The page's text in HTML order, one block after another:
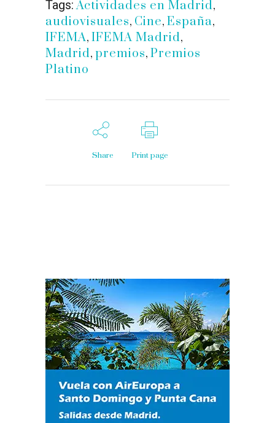
Tags: Actividades en Madrid,
audiovisuales, Cine, España,
IFEMA, IFEMA Madrid,
Madrid, premios, Premios
Platino
Share Print page